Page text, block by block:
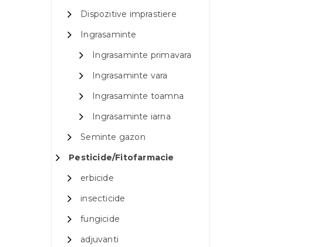
Dispozitive imprastiere
Ingrasaminte
Ingrasaminte primavara
Ingrasaminte vara
Ingrasaminte toamna
Ingrasaminte iarna
Seminte gazon
Pesticide/Fitofarmacie
erbicide
insecticide
fungicide
adjuvanti